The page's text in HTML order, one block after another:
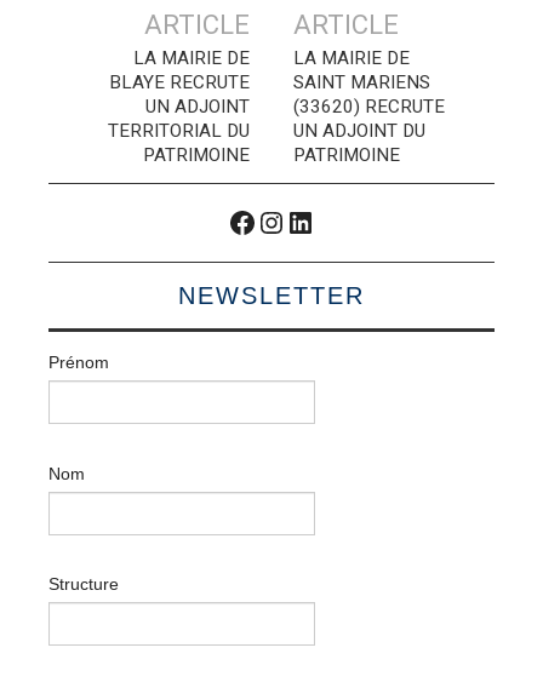
articles
ARTICLE
LA MAIRIE DE
BLAYE RECRUTE
UN ADJOINT
TERRITORIAL DU
PATRIMOINE
ARTICLE
LA MAIRIE DE
SAINT MARIENS
(33620) RECRUTE
UN ADJOINT DU
PATRIMOINE
Facebook
Instagram
LinkedIn
NEWSLETTER
Prénom
Nom
Structure